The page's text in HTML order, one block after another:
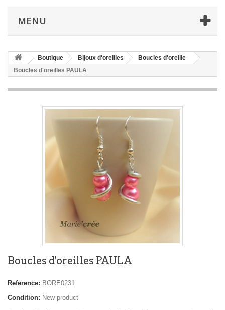
MENU
Boutique Bijoux d'oreilles
Boucles d'oreille
Boucles d'oreilles PAULA
Boucles d'oreilles PAULA
Reference: BORE0231
Condition: New product